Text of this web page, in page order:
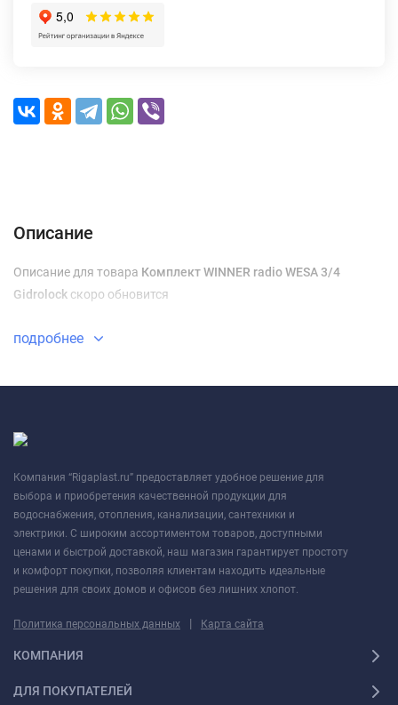
Описание
Описание для товара Комплект WINNER radio WESA 3/4
Gidrolock скоро обновится
подробнее
Компания “Rigaplast.ru” предоставляет удобное решение для
выбора и приобретения качественной продукции для
водоснабжения, отопления, канализации, сантехники и
электрики. С широким ассортиментом товаров, доступными
ценами и быстрой доставкой, наш магазин гарантирует простоту
и комфорт покупки, позволяя клиентам находить идеальные
решения для своих домов и офисов без лишних хлопот.
Политика персональных данных | Карта сайта
КОМПАНИЯ
ДЛЯ ПОКУПАТЕЛЕЙ